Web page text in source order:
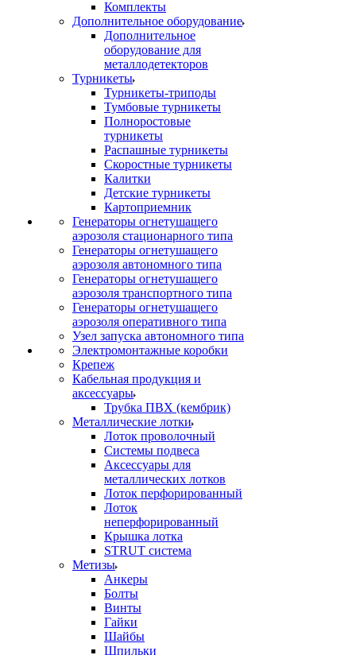
Комплекты
Дополнительное оборудование
Дополнительное
оборудование для
металлодетекторов
Турникеты
Турникеты-триподы
Тумбовые турникеты
Полноростовые
турникеты
Распашные турникеты
Скоростные турникеты
Калитки
Детские турникеты
Картоприемник
Генераторы огнетушащего
аэрозоля стационарного типа
Генераторы огнетушащего
аэрозоля автономного типа
Генераторы огнетушащего
аэрозоля транспортного типа
Генераторы огнетушащего
аэрозоля оперативного типа
Узел запуска автономного типа
Электромонтажные коробки
Крепеж
Кабельная продукция и
аксессуары
Трубка ПВХ (кембрик)
Металлические лотки
Лоток проволочный
Системы подвеса
Аксессуары для
металлических лотков
Лоток перфорированный
Лоток
неперфорированный
Крышка лотка
STRUT система
Метизы
Анкеры
Болты
Винты
Гайки
Шайбы
Шпильки